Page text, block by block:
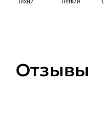
Отзывы